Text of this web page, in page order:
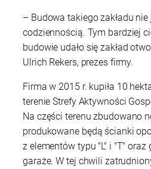
– Budowa takiego zakładu
codziennością. Tym bardziej
budowie udało się zakład
Ulrich Rekers, prezes firmy.
Firma w 2015 r. kupiła 10
terenie Strefy Aktywności
Na części terenu zbudowano
produkowane będą ścianki
z elementów typu "L" i "T"
garaże. W tej chwili